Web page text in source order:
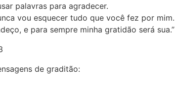
palavras para agradecer.
vou esquecer tudo que você fez por mim.
e para sempre minha gratidão será sua.”
de graditão: